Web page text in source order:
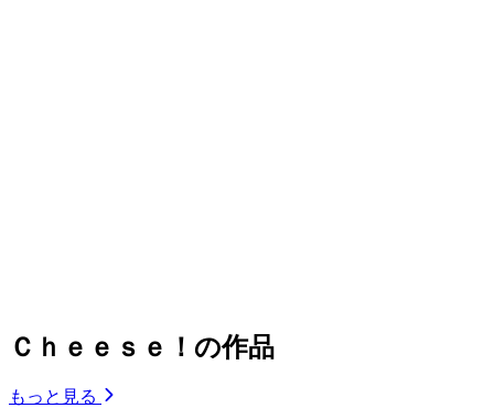
Ｃｈｅｅｓｅ！の作品
もっと見る